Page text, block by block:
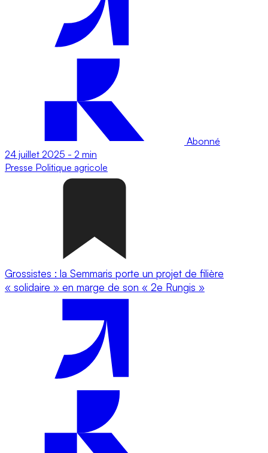
Abonné
24 juillet 2025 - 2 min
Presse Politique agricole
Grossistes : la Semmaris porte un projet de filière
« solidaire » en marge de son « 2e Rungis »